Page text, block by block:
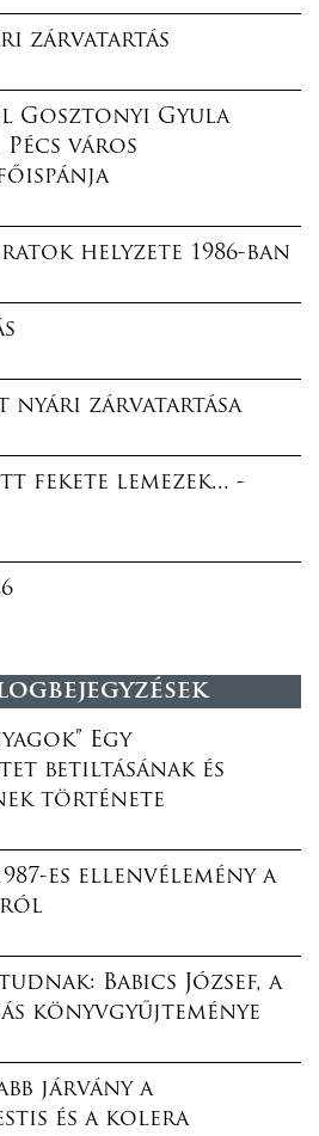
zárvatartás
Gosztonyi Gyula
város
helyzete 1986-ban
nyári zárvatartása
fekete lemezek... -
Egy
betiltásának és
története
es ellenvélemény a
Babics József, a
könyvgyűjteménye
járvány a
és a kolera